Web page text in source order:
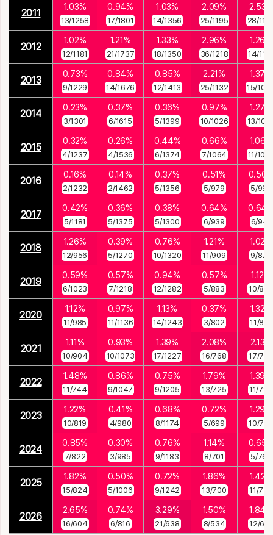
2011
1.03%
13/1258
0.94%
17/1801
1.03%
14/1356
2.09%
25/1195
2.53%
28/
2012
1.02%
12/1181
1.21%
21/1737
1.33%
18/1350
2.96%
36/1218
1.26%
14/
2013
0.73%
9/1229
0.84%
14/1676
0.85%
12/1413
2.21%
25/1132
1.37%
15/
2014
0.23%
3/1301
0.37%
6/1615
0.36%
5/1399
0.97%
10/1026
1.27%
13/
2015
0.32%
4/1237
0.26%
4/1536
0.44%
6/1374
0.66%
7/1064
1.06%
11/
2016
0.16%
2/1232
0.14%
2/1462
0.37%
5/1356
0.51%
5/979 5/992
2017
0.42%
5/1181
0.36%
5/1375
0.38%
5/1300
0.64%
6/939 6/941
2018
1.26%
12/956
0.39%
5/1270
0.76%
10/1320
1.21%
11/909
1.02%
9/879
2019
0.59%
6/1023
0.57%
7/1218
0.94%
12/1282
0.57%
5/883
1.12%
10/890
2020
1.12%
11/985
0.97%
11/1136
1.13%
14/1243
0.37%
3/802
1.32%
11/831
2021
1.11%
10/904
0.93%
10/1073
1.39%
17/1227
2.08%
16/768
2.13%
17/797
2022
1.48%
11/744
0.86%
9/1047
0.75%
9/1205
1.79%
13/725
1.39%
11/794
2023
1.22%
10/819
0.41%
4/980
0.68%
8/1174
0.72%
5/699
1.29%
10/778
2024
0.85%
7/822
0.30%
3/985
0.76%
9/1183
1.14%
8/701 5/769
2025
1.82%
15/824
0.50%
5/1006
0.72%
9/1242
1.86%
13/700
1.42%
11/775
2026
2.65%
16/604
0.74%
6/816
3.29%
21/638
1.50%
8/534
1.84%
12/651